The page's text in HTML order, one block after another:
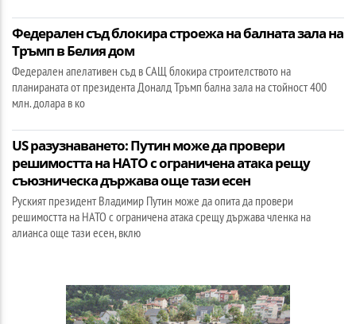
Федерален съд блокира строежа на балната зала на
Тръмп в Белия дом
Федерален апелативен съд в САЩ блокира строителството на
планираната от президента Доналд Тръмп бална зала на стойност 400
млн. долара в ко
US разузнаването: Путин може да провери
решимостта на НАТО с ограничена атака рещу
съюзническа държава още тази есен
Руският президент Владимир Путин може да опита да провери
решимостта на НАТО с ограничена атака срещу държава членка на
алианса още тази есен, вклю